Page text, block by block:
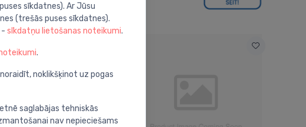
sīkdatnes). Ar Jūsu
(trešās puses sīkdatnes).
- sīkdatņu lietošanas noteikumi.
.
noklikšķinot uz pogas
saglabājas tehniskās
nav nepieciešams